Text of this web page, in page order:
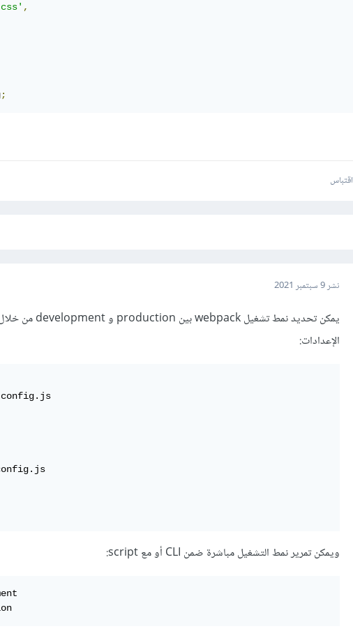
,
;
اقتباس
نشر9 سبتمبر 2021
الإعدادات:
ويمكن تمرير نمط التشغيل مباشرة ضمن CLI أو مع script: